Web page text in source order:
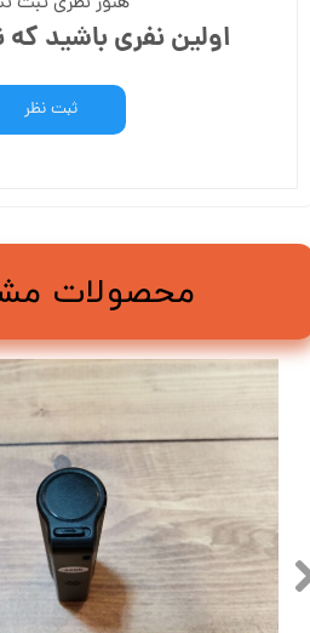
اولین نفری باشید
ثبت نظر
محصولات